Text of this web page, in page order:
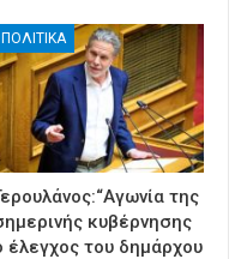
ΠΟΛΙΤΙΚΑ
της
κυβέρνησης
έλεγχος του δημάρχου